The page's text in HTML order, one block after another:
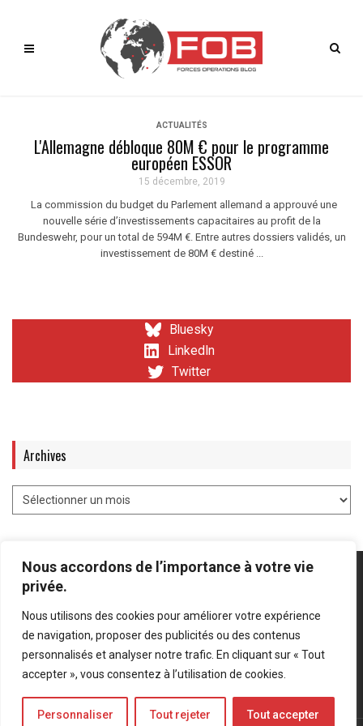
Nous accordons de l’importance à votre vie
privée.
Nous utilisons des cookies pour améliorer votre expérience
de navigation, proposer des publicités ou des contenus
personnalisés et analyser notre trafic. En cliquant sur « Tout
accepter », vous consentez à l’utilisation de cookies.
Personnaliser Tout rejeter Tout accepter
ACTUALITÉS
L'Allemagne débloque 80M € pour le programme
européen ESSOR
15 décembre, 2019
La commission du budget du Parlement allemand a approuvé une
nouvelle série d’investissements capacitaires au profit de la
Bundeswehr, pour un total de 594M €. Entre autres dossiers validés, un
investissement de 80M € destiné ...
Bluesky
LinkedIn
Twitter
Archives
Mentions légales Politique de confidentialité
Bluesky
LinkedIn
Twitter